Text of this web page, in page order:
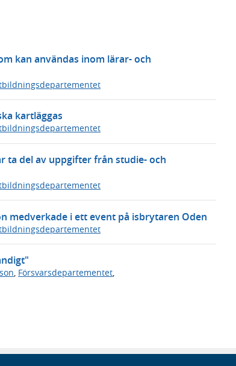
kan användas inom lärar- och
kartläggas
ta del av uppgifter från studie- och
medverkade i ett event på isbrytaren Oden
, Försvarsdepartementet,